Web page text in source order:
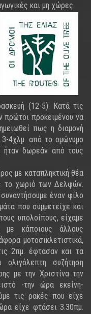
και μη χώρες.
(12-5). Κατά τις
προκειμένου να
πως η διαμονή
3-4χλμ. από το ομώνυμο
ήταν δωρεάν από τους
με καταπληκτική θέα
το χωριό των Δελφών.
έναν φίλο
που συμμετείχε και
υπολοίπους, είχαμε
με κάποιους άλλους
μοτοσικλετιστικά,
2πμ. έφτασαν και τα
συζήτηση
με την Χριστίνα την
-την ώρα εκείνη-
τις ρακές που είχε
είχε φτάσει 3.30πμ.